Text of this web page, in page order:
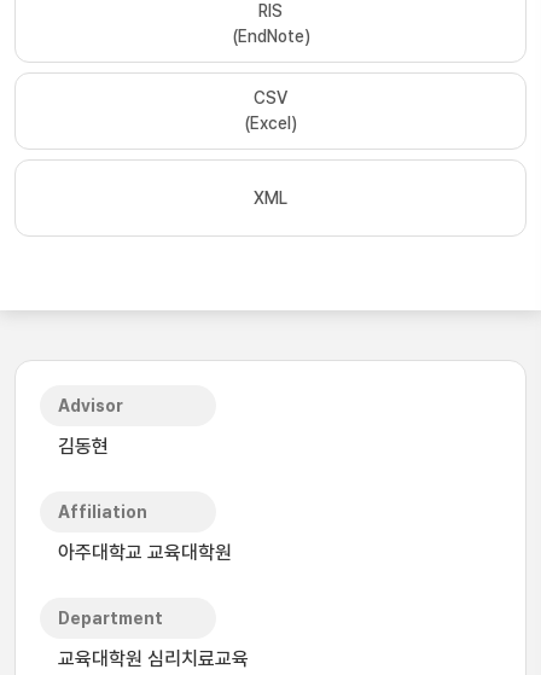
RIS
(EndNote)
CSV
(Excel)
XML
Advisor
김동현
Affiliation
아주대학교 교육대학원
Department
교육대학원 심리치료교육